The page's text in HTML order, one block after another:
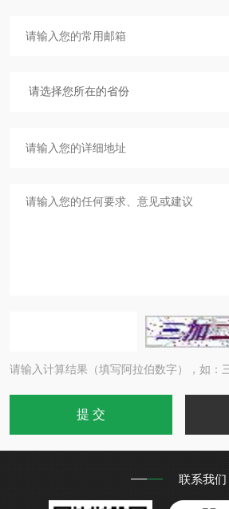
请输入计算结果（填写阿拉伯数字），如：
联系我们